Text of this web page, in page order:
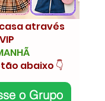
através
abaixo 👇
o Grupo